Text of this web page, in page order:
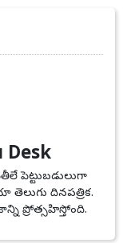
Desk
పెట్టుబడులుగా
తెలుగు దినపత్రిక.
ప్రోత్సహిస్తోంది.